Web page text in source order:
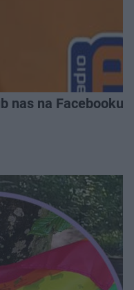
nas na Facebooku!